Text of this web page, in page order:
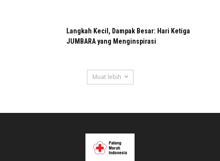
Langkah Kecil, Dampak Besar: Hari Ketiga
JUMBARA yang Menginspirasi
Muat lebih